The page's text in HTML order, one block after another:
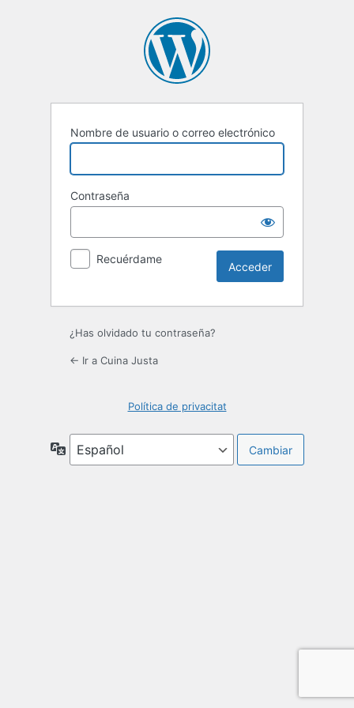
Nombre de usuario o correo electrónico
Contraseña
Recuérdame
¿Has olvidado tu contraseña?
← Ir a Cuina Justa
Política de privacitat
Idioma